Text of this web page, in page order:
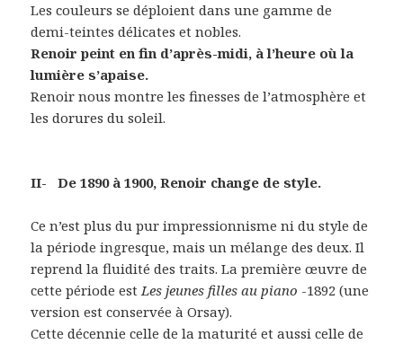
Les couleurs se déploient dans une gamme de
demi-teintes délicates et nobles.
Renoir peint en fin d’après-midi, à l’heure où la
lumière s’apaise.
Renoir nous montre les finesses de l’atmosphère et
les dorures du soleil.
II- De 1890 à 1900, Renoir change de style.
Ce n’est plus du pur impressionnisme ni du style de
la période ingresque, mais un mélange des deux. Il
reprend la fluidité des traits. La première œuvre de
cette période estLes jeunes filles au piano -1892 (une
version est conservée à Orsay).
Cette décennie celle de la maturité et aussi celle de